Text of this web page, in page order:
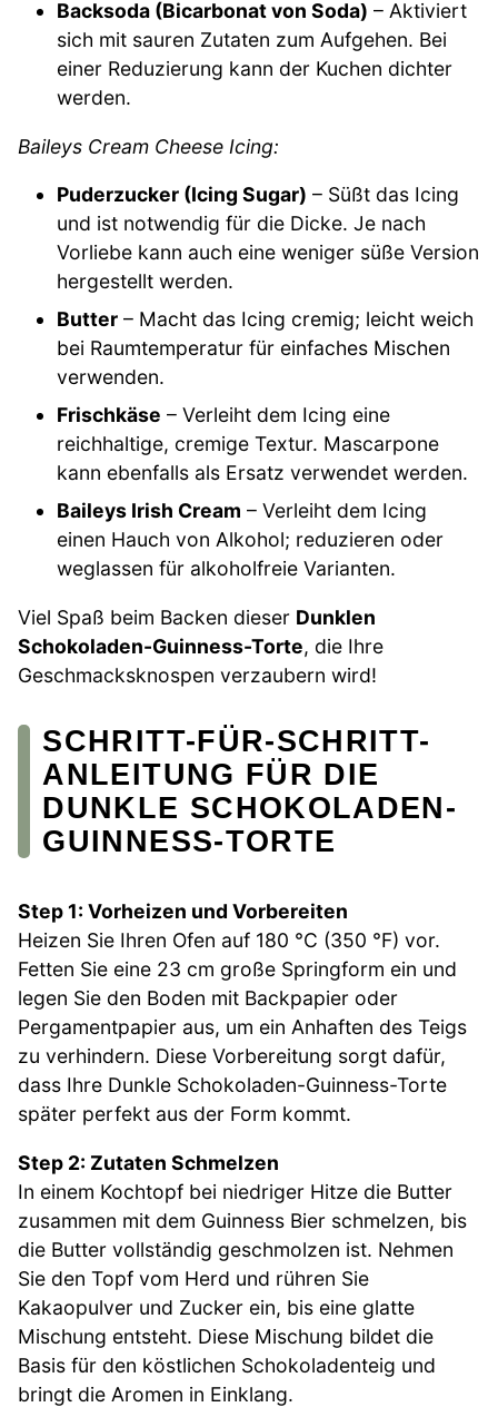
Backsoda (Bicarbonat von Soda) – Aktiviert
sich mit sauren Zutaten zum Aufgehen. Bei
einer Reduzierung kann der Kuchen dichter
werden.
Baileys Cream Cheese Icing:
Puderzucker (Icing Sugar) – Süßt das Icing
und ist notwendig für die Dicke. Je nach
Vorliebe kann auch eine weniger süße Version
hergestellt werden.
Butter – Macht das Icing cremig; leicht weich
bei Raumtemperatur für einfaches Mischen
verwenden.
Frischkäse – Verleiht dem Icing eine
reichhaltige, cremige Textur. Mascarpone
kann ebenfalls als Ersatz verwendet werden.
Baileys Irish Cream – Verleiht dem Icing
einen Hauch von Alkohol; reduzieren oder
weglassen für alkoholfreie Varianten.
Viel Spaß beim Backen dieser Dunklen
Schokoladen-Guinness-Torte, die Ihre
Geschmacksknospen verzaubern wird!
SCHRITT-FÜR-SCHRITT-
ANLEITUNG FÜR DIE
DUNKLE SCHOKOLADEN-
GUINNESS-TORTE
Step 1: Vorheizen und Vorbereiten
Heizen Sie Ihren Ofen auf 180 °C (350 °F) vor.
Fetten Sie eine 23 cm große Springform ein und
legen Sie den Boden mit Backpapier oder
Pergamentpapier aus, um ein Anhaften des Teigs
zu verhindern. Diese Vorbereitung sorgt dafür,
dass Ihre Dunkle Schokoladen-Guinness-Torte
später perfekt aus der Form kommt.
Step 2: Zutaten Schmelzen
In einem Kochtopf bei niedriger Hitze die Butter
zusammen mit dem Guinness Bier schmelzen, bis
die Butter vollständig geschmolzen ist. Nehmen
Sie den Topf vom Herd und rühren Sie
Kakaopulver und Zucker ein, bis eine glatte
Mischung entsteht. Diese Mischung bildet die
Basis für den köstlichen Schokoladenteig und
bringt die Aromen in Einklang.